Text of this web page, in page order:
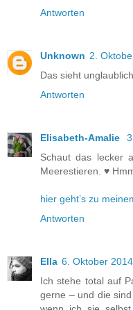
Antworten
Unknown 2.
Das sieht
Antworten
Elisabeth-Amalie
Schaut das lecker
Meerestieren. ♥
hier geht’s zu
Antworten
Ella 6. Oktober
Ich stehe total auf
gerne – und die